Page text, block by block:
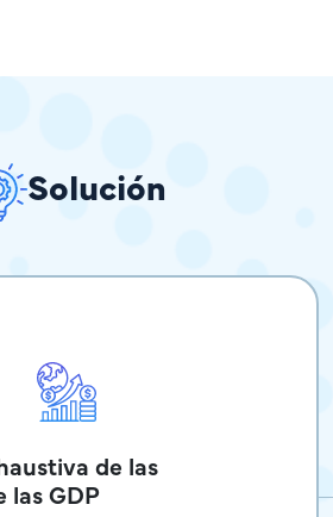
Solución
de las
las GDP